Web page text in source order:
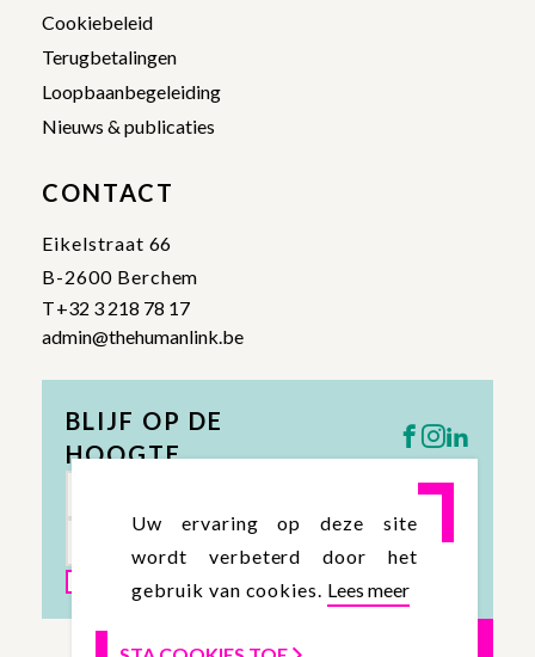
Uw ervaring op deze site
wordt verbeterd door het
gebruik van cookies. Lees meer
Cookiebeleid
Terugbetalingen
Loopbaanbegeleiding
Nieuws & publicaties
CONTACT
Eikelstraat 66
B-2600 Berchem
T+32 3 218 78 17
admin@thehumanlink.be
BLIJF OP DE
HOOGTE
Algemene voorwaarden